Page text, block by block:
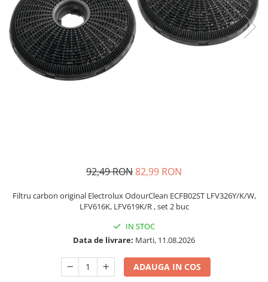
si Uscatoare
Accesorii Electrocasnice Mici
Filtre Purificatoare Aer
Accesorii Piese Aer Conditionat
92,49 RON82,99 RON
Filtru carbon original Electrolux OdourClean ECFB02ST LFV326Y/K/W,
LFV616K, LFV619K/R , set 2 buc
IN STOC
Data de livrare: Marti, 11.08.2026
ADAUGA IN COS